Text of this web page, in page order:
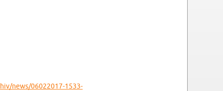
​news/​06022017-​1533-​